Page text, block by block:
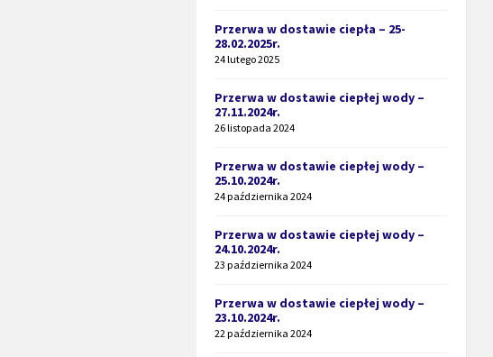
Przerwa w dostawie ciepła – 25-
28.02.2025r.
24 lutego 2025
Przerwa w dostawie ciepłej wody –
27.11.2024r.
26 listopada 2024
Przerwa w dostawie ciepłej wody –
25.10.2024r.
24 października 2024
Przerwa w dostawie ciepłej wody –
24.10.2024r.
23 października 2024
Przerwa w dostawie ciepłej wody –
23.10.2024r.
22 października 2024